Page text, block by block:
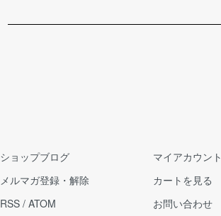
ショップブログ
メルマガ登録・解除
RSS / ATOM
マイアカウント
カートを見る
お問い合わせ